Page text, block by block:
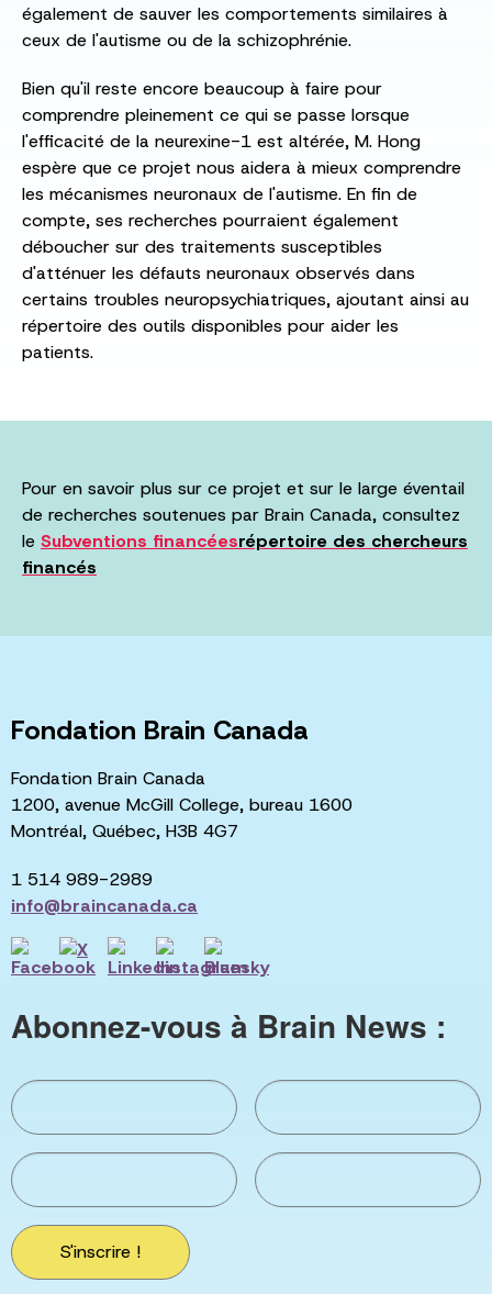
également de sauver les comportements similaires à
ceux de l'autisme ou de la schizophrénie.
Bien qu'il reste encore beaucoup à faire pour
comprendre pleinement ce qui se passe lorsque
l'efficacité de la neurexine-1 est altérée, M. Hong
espère que ce projet nous aidera à mieux comprendre
les mécanismes neuronaux de l'autisme. En fin de
compte, ses recherches pourraient également
déboucher sur des traitements susceptibles
d'atténuer les défauts neuronaux observés dans
certains troubles neuropsychiatriques, ajoutant ainsi au
répertoire des outils disponibles pour aider les
patients.
Pour en savoir plus sur ce projet et sur le large éventail
de recherches soutenues par Brain Canada, consultez
le Subventions financéesrépertoire des chercheurs
financés
Fondation Brain Canada
Fondation Brain Canada
1200, avenue McGill College, bureau 1600
Montréal, Québec, H3B 4G7
1 514 989-2989
info@braincanada.ca
Abonnez-vous à Brain News :
S'inscrire !